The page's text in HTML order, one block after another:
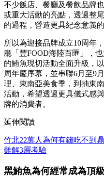
不少飯店、餐廳及餐飲品牌
或重大活動的亮點，透過整
的過程，營造更具紀念意義的
所以為迎接品牌成立10周年
廳「豐FOOD海陸百匯」，
的鮪魚現切活動全面升級，
周年慶序幕，並串聯6月至9
理、東南亞美食季，到抽東
活動，希望透過更具儀式感
牌的消費者。
延伸閱讀
竹北22萬人為何有錢吃不到
難解3層考驗
黑鮪魚為何經常成為頂